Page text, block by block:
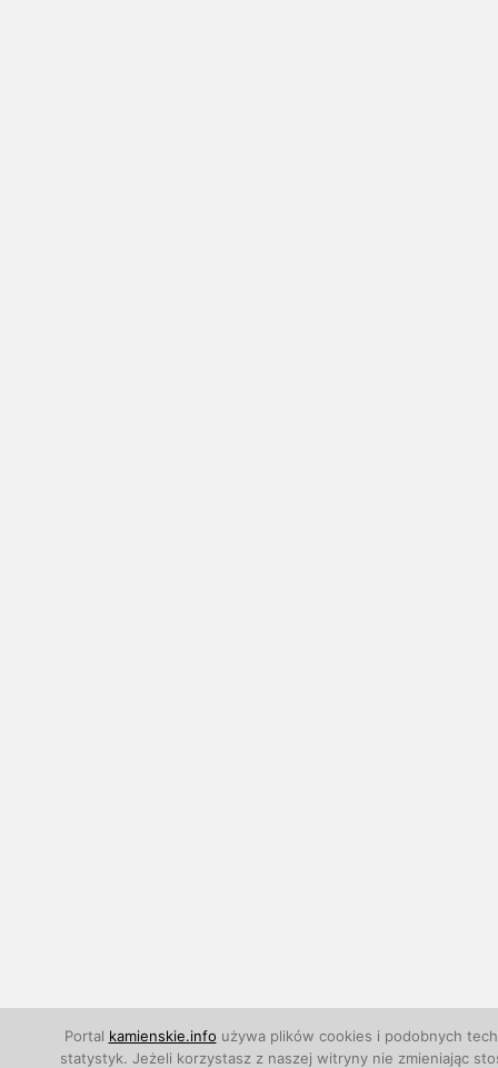
Portal kamienskie.info używa plików cookies i podobnych
statystyk. Jeżeli korzystasz z naszej witryny nie zmieniając